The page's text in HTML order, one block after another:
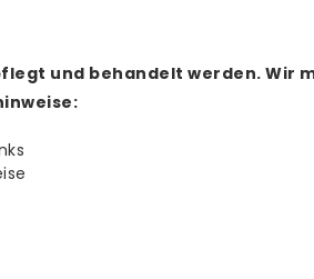
und behandelt werden. Wir